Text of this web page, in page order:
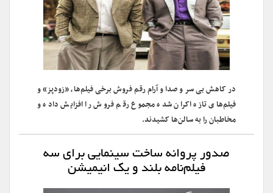
در کاهش بی سر و صدا و آرام رقم فروش برخی فیلم‌ها، «زودپز» و
فیلم‌های تازه اکران شده مجموع رقم فروش را افزایش داده و
مخاطبان را به سالن‌ها کشیدند.
صدور پروانه ساخت سینمایی برای سه
فیلم‌نامه بلند و یک انیمیشن